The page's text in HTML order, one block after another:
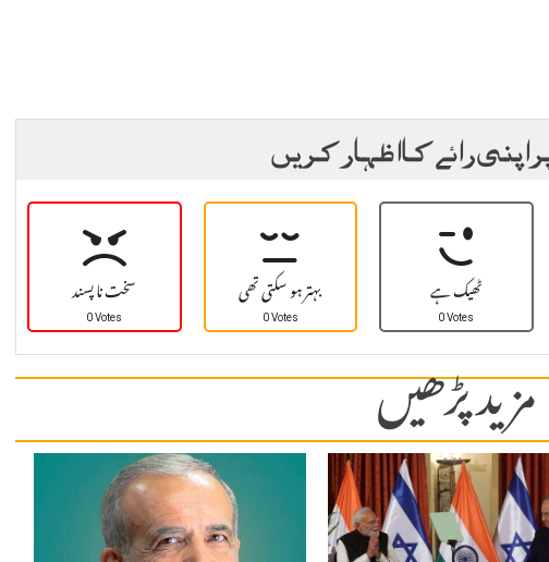
اپنی رائے کا اظہار کریں
سخت نا پسند
0 Votes بہتر ہو سکتی تھی
0 Votes ٹھیک ہے
0 Votes
مزید پڑھیں